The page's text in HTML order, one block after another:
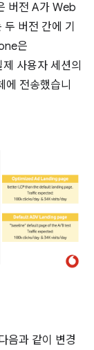
버전 A가 Web
버전 간에 기
은
사용자 세션의
에 전송했습니
음과 같이 변경